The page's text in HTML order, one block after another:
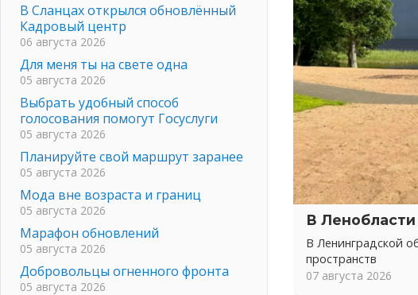
В
В Ленинградской
пространств
07 августа 2026
В Сланцах открылся обновлённый
Кадровый центр
06 августа 2026
Для меня ты на свете одна
05 августа 2026
Выбрать удобный способ
голосования помогут Госуслуги
05 августа 2026
Планируйте свой маршрут заранее
05 августа 2026
Мода вне возраста и границ
05 августа 2026
Марафон обновлений
05 августа 2026
Добровольцы огненного фронта
05 августа 2026